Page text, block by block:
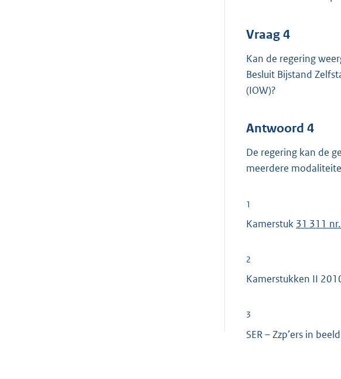
Vraag 4
Kan de regering
Besluit Bijstand
(IOW)?
Antwoord 4
De regering kan de
meerdere
1
Kamerstuk 31 311
2
Kamerstukken II
3
SER – Zzp’ers in